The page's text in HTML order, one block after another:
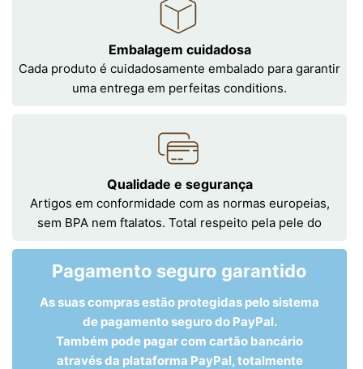
Embalagem cuidadosa
Cada produto é cuidadosamente embalado para garantir
uma entrega em perfeitas conditions.
Qualidade e segurança
Artigos em conformidade com as normas europeias,
sem BPA nem ftalatos. Total respeito pela pele do
Pagamento seguro garantido
As suas compras estão protegidas pelo sistema
de pagamento seguro do PayPal.
Também pode pagar com cartão bancário
através da plataforma PayPal, totalmente